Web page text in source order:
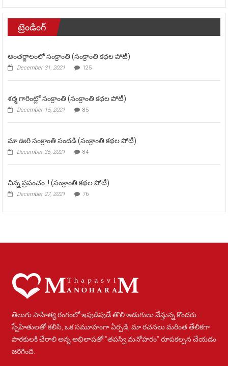
ట్రెండింగ్
అంతర్జాలంలో సంక్రాంతి (సంక్రాంతి కథల పోటీ)
December 31, 2021 125
శర్మ గారింట్లో సంక్రాంతి (సంక్రాంతి కథల పోటీ)
December 15, 2021 85
మా ఊరి సంక్రాంతి సందడి (సంక్రాంతి కథల పోటీ)
December 25, 2021 84
చిన్న ప్రపంచం..! (సంక్రాంతి కథల పోటీ)
December 27, 2021 76
తెలుగు సాహిత్య రంగంలో ఇపుడిపుడే తొలి అడుగులు వేస్తున్న కొందరు
స్నేహితులతో కలిసి, ఒక సమూహంగా ఏర్పడి, మా రచనలు మరింత తేలికగా
పాఠకులకి చేరాలి అన్న అభిలాషతో "తపస్వి మనోహరం" రూపకల్పన చేయడం
జరిగింది.